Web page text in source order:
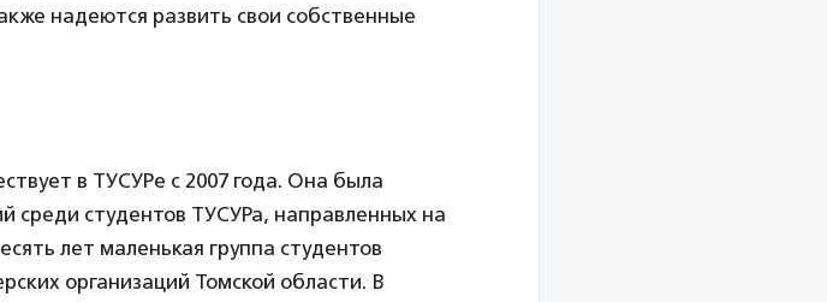
надеются развить свои собственные
в ТУСУРе с 2007 года. Она была
среди студентов ТУСУРа, направленных на
лет маленькая группа студентов
организаций Томской области. В